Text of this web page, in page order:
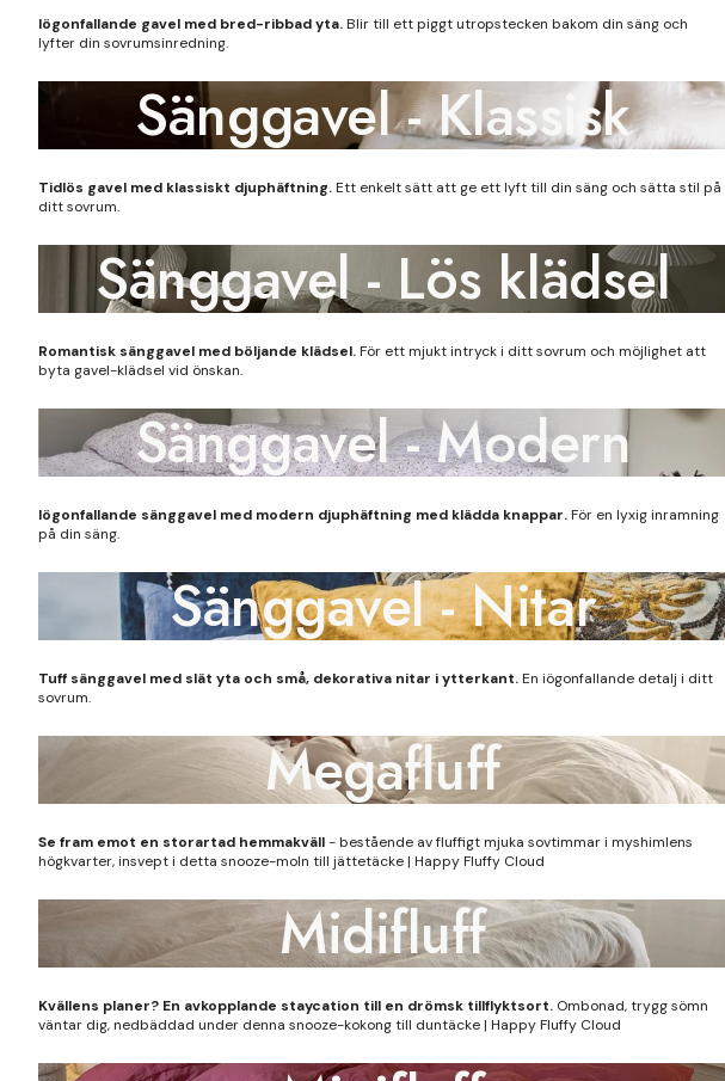
Iögonfallande gavel med bred-ribbad yta.Blir till ett piggt utropstecken bakom din säng och
lyfter din sovrumsinredning.
Sänggavel - Klassisk
Tidlös gavel med klassiskt djuphäftning.Ett enkelt sätt att ge ett lyft till din säng och sätta stil på
ditt sovrum.
Sänggavel - Lös klädsel
Romantisk sänggavel med böljande klädsel.För ett mjukt intryck i ditt sovrum och möjlighet att
byta gavel-klädsel vid önskan.
Sänggavel - Modern
Iögonfallande sänggavel med modern djuphäftning med klädda knappar.För en lyxig inramning
på din säng.
Sänggavel - Nitar
Tuff sänggavel med slät yta och små, dekorativa nitar i ytterkant.En iögonfallande detalj i ditt
sovrum.
Megafluff
Se fram emot en storartad hemmakväll- bestående av fluffigt mjuka sovtimmar i myshimlens
högkvarter, insvept i detta snooze-moln till jättetäcke | Happy Fluffy Cloud
Midifluff
Kvällens planer? En avkopplande staycation till en drömsk tillflyktsort. Ombonad, trygg sömn
väntar dig, nedbäddad under denna snooze-kokong till duntäcke | Happy Fluffy Cloud